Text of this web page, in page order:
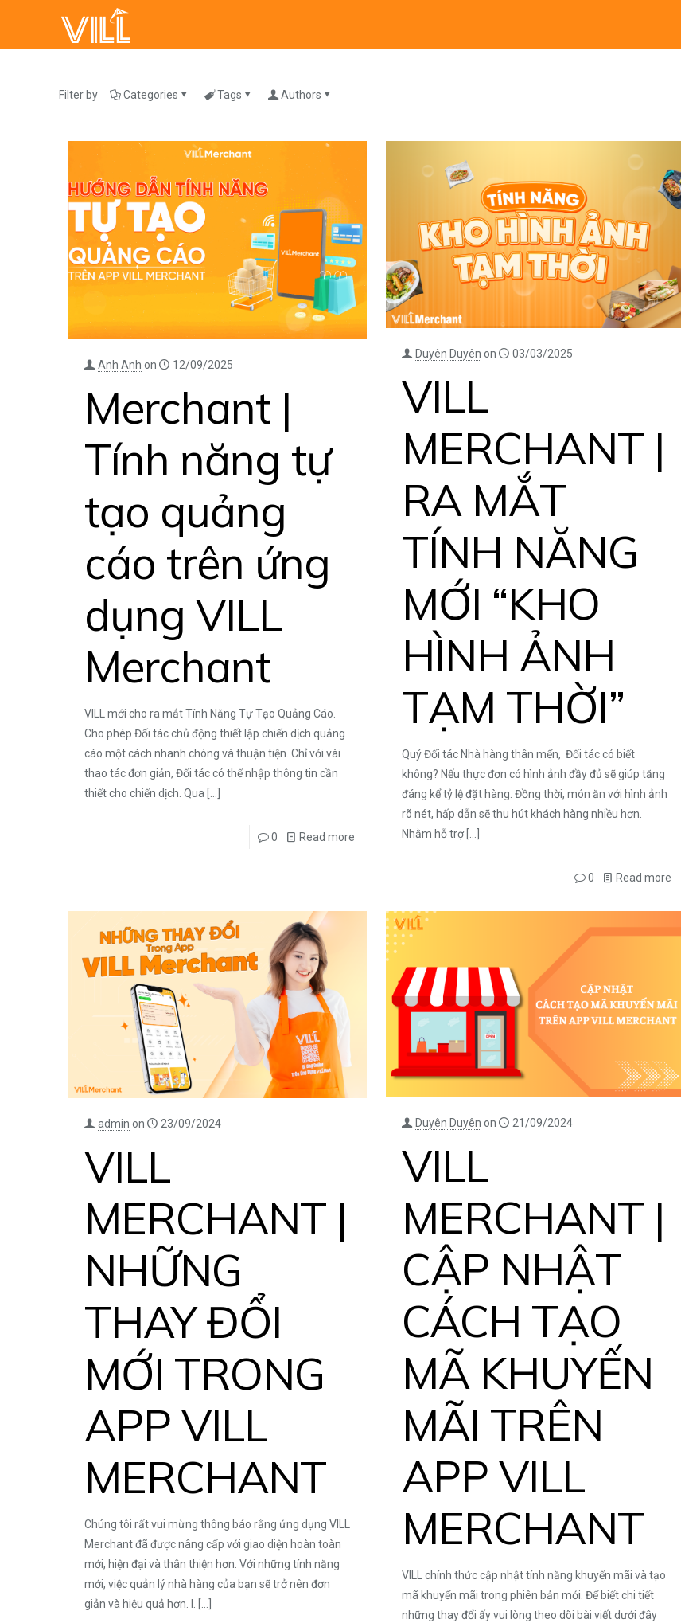
Filter by Categories Tags Authors
Anh Anh on 12/09/2025
Merchant |
Tính năng tự
tạo quảng
cáo trên ứng
dụng VILL
Merchant
VILL mới cho ra mắt Tính Năng Tự Tạo Quảng Cáo.
Cho phép Đối tác chủ động thiết lập chiến dịch quảng
cáo một cách nhanh chóng và thuận tiện. Chỉ với vài
thao tác đơn giản, Đối tác có thể nhập thông tin cần
thiết cho chiến dịch. Qua[…]
0 Read more
Duyên Duyên on 03/03/2025
VILL
MERCHANT |
RA MẮT
TÍNH NĂNG
MỚI “KHO
HÌNH ẢNH
TẠM THỜI”
Quý Đối tác Nhà hàng thân mến, Đối tác có biết
không? Nếu thực đơn có hình ảnh đầy đủ sẽ giúp tăng
đáng kể tỷ lệ đặt hàng. Đồng thời, món ăn với hình ảnh
rõ nét, hấp dẫn sẽ thu hút khách hàng nhiều hơn.
Nhằm hỗ trợ[…]
0 Read more
admin on 23/09/2024
VILL
MERCHANT |
NHỮNG
THAY ĐỔI
MỚI TRONG
APP VILL
MERCHANT
Chúng tôi rất vui mừng thông báo rằng ứng dụng VILL
Merchant đã được nâng cấp với giao diện hoàn toàn
mới, hiện đại và thân thiện hơn. Với những tính năng
mới, việc quản lý nhà hàng của bạn sẽ trở nên đơn
giản và hiệu quả hơn. I. […]
Duyên Duyên on 21/09/2024
VILL
MERCHANT |
CẬP NHẬT
CÁCH TẠO
MÃ KHUYẾN
MÃI TRÊN
APP VILL
MERCHANT
VILL chính thức cập nhật tính năng khuyến mãi và tạo
mã khuyến mãi trong phiên bản mới. Để biết chi tiết
những thay đổi ấy vui lòng theo dõi bài viết dưới đây